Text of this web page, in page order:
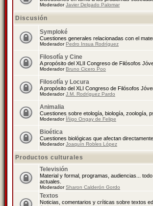
ModeradorJavier Delgado Palomar
Discusión
Symploké
Cuestiones generales relacionadas con el
ModeradorPedro Insua Rodríguez
Filosofía y Cine
A propósito del XLII Congreso de Filósofos
ModeradorBruno Cicero Poo
Filosofía y Locura
A propósito del XLI Congreso de Filósofos
ModeradorJ.M. Rodríguez Pardo
Animalia
Cuestiones sobre etología, biología, zoología,
Moderador Íñigo Ongay de Felipe
Bioética
Cuestiones biológicas que afectan
ModeradorJoaquín Robles López
Productos culturales
Televisión
Material y formal, programas, audiencias...
actuales.
ModeradorSharon Calderón Gordo
Textos
Noticias, comentarios y críticas sobre textos